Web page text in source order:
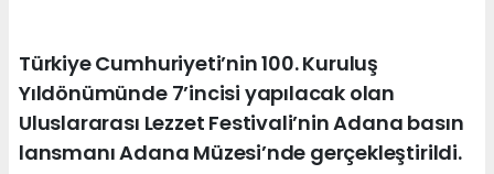
Türkiye Cumhuriyeti’nin 100. Kuruluş
Yıldönümünde 7’incisi yapılacak olan
Uluslararası Lezzet Festivali’nin Adana basın
lansmanı Adana Müzesi’nde gerçekleştirildi.